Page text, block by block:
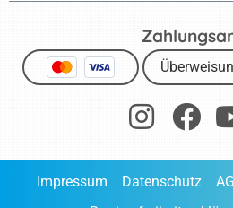
Impressum Datenschutz